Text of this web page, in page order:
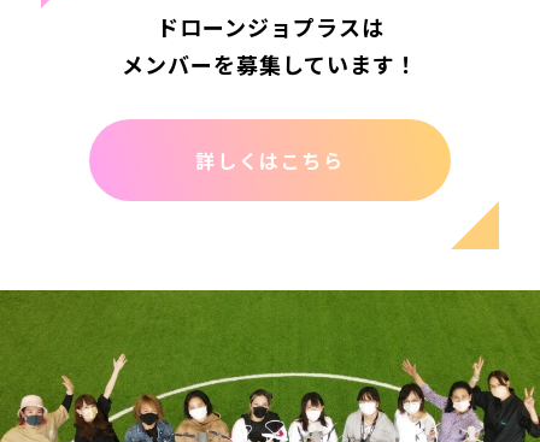
ドローンジョプラスは
メンバーを募集しています！
詳しくはこちら